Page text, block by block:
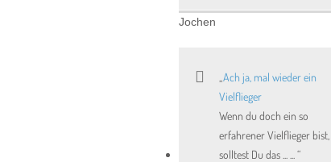
Jochen
Ach ja, mal wieder ein
Vielflieger
Wenn du doch ein so
erfahrener Vielflieger bist,
solltest Du das ... ...